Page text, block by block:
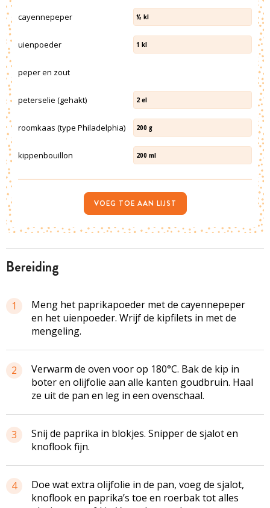
bereiding
1
Meng het paprikapoeder met de cayennepeper
en het uienpoeder. Wrijf de kipfilets in met de
mengeling.
2
Verwarm de oven voor op 180°C. Bak de kip in
boter en olijfolie aan alle kanten goudbruin. Haal
ze uit de pan en leg in een ovenschaal.
3
Snij de paprika in blokjes. Snipper de sjalot en
knoflook fijn.
4
Doe wat extra olijfolie in de pan, voeg de sjalot,
knoflook en paprika’s toe en roerbak tot alles
cayennepeper ½ kl
uienpoeder 1 kl
peper en zout
peterselie (gehakt) 2 el
roomkaas (type Philadelphia) 200 g
kippenbouillon 200 ml
VOEG TOE AAN LIJST